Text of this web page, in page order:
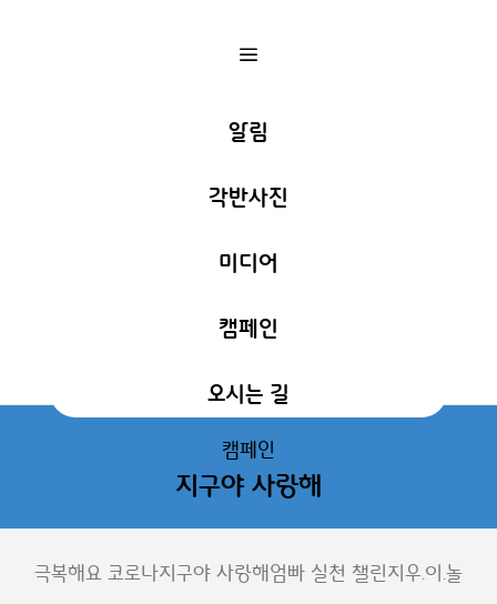
a
알림
각반사진
미디어
캠페인
오시는 길
캠페인
지구야 사랑해
극복해요 코로나지구야 사랑해엄빠 실천 챌린지우.이.놀